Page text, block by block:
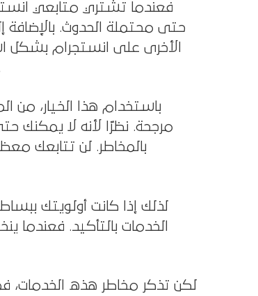
فعندما تشتري متابعي
حتى محتملة الحدوث. بالإضافة
الأخرى على انستجرام بشكل
باستخدام هذا الخيار، من
مرجحة. نظرًا لأنه لا يمكنك
بالمخاطر. لن تتابعك
لذلك إذا كانت أولويتك
الخدمات بالتأكيد.
لكن تذكر مخاطر هذه الخدمات،